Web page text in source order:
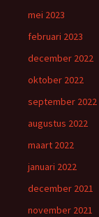
mei 2023
februari 2023
december 2022
oktober 2022
september 2022
augustus 2022
maart 2022
januari 2022
december 2021
november 2021